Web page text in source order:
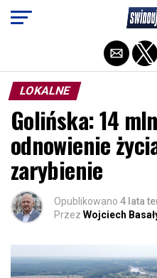
LOKALNE
Golińska: 14
odnowienie
zarybienie
Opublikowano 4 lata
Przez Wojciech
Exit